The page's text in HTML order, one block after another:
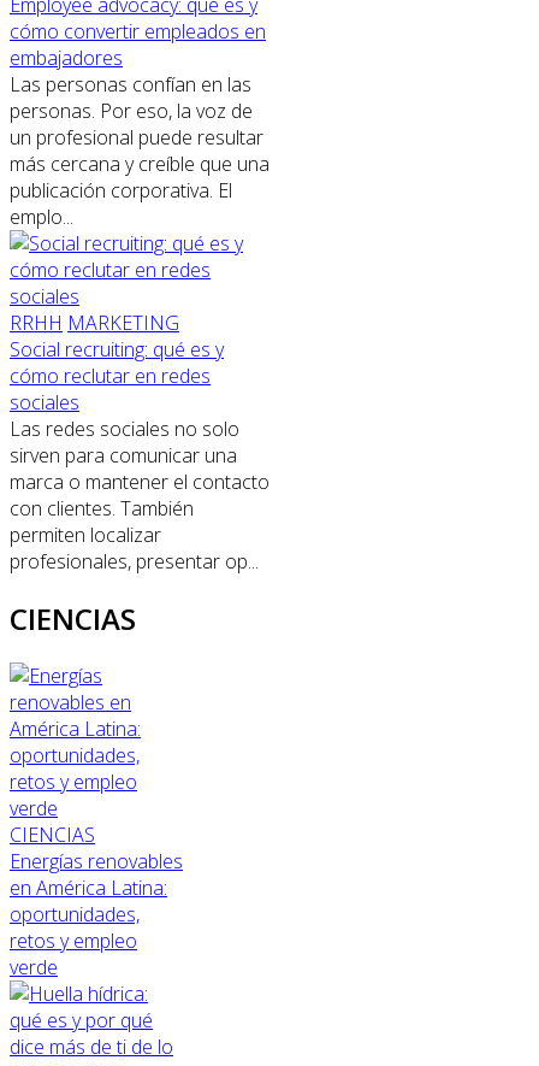
cómo convertir empleados en
embajadores
Las personas confían en las
personas. Por eso, la voz de
un profesional puede resultar
más cercana y creíble que una
publicación corporativa. El
emplo...
RRHH MARKETING
Social recruiting: qué es y
cómo reclutar en redes
sociales
Las redes sociales no solo
sirven para comunicar una
marca o mantener el contacto
con clientes. También
permiten localizar
profesionales, presentar op...
CIENCIAS
CIENCIAS
Energías renovables
en América Latina:
oportunidades,
retos y empleo
verde